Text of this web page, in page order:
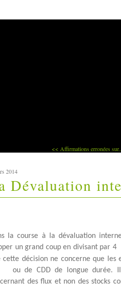
<< Affirmations erronées
2014
Dévaluation
la course à la dévaluation
un grand coup en divisant par 4
cette décision ne concerne que
ou de CDD de longue durée.
des flux et non des stocks